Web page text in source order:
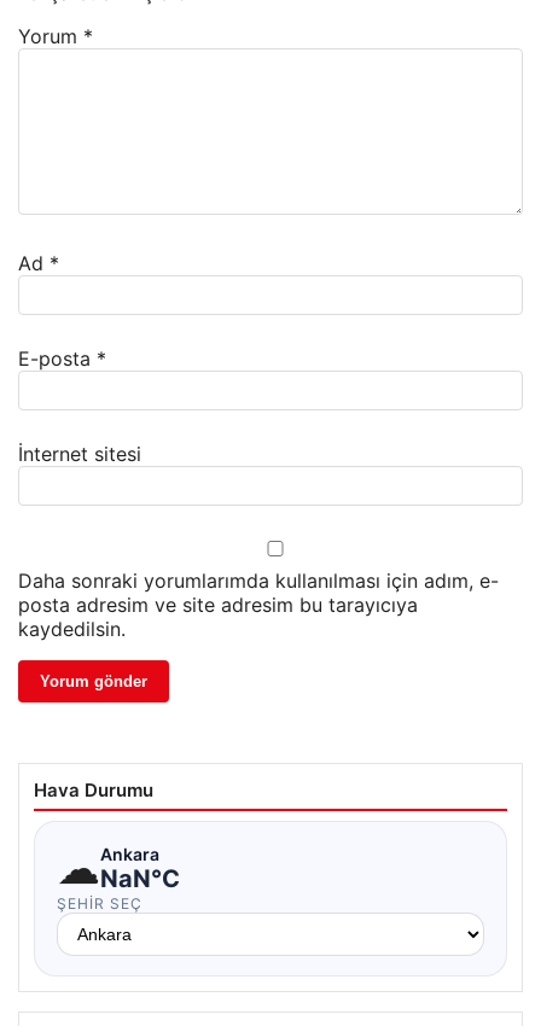
Yorum *
Ad *
E-posta *
İnternet sitesi
Daha sonraki yorumlarımda kullanılması için adım, e-
posta adresim ve site adresim bu tarayıcıya
kaydedilsin.
Hava Durumu
☁Ankara
NaN°C
ŞEHIR SEÇ